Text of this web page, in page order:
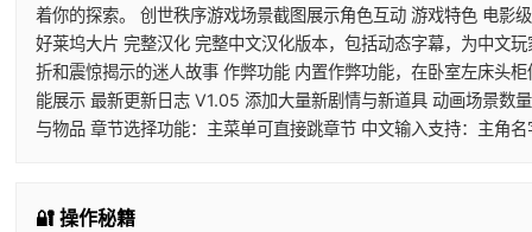
着你的探索。 创世秩序游戏场景截图展示角色互动 游戏特色 电
好莱坞大片 完整汉化 完整中文汉化版本，包括动态字幕，为中文
折和震惊揭示的迷人故事 作弊功能 内置作弊功能，在卧室左床头
能展示 最新更新日志 V1.05 添加大量新剧情与新道具 动画场景数
与物品 章节选择功能：主菜单可直接跳章节 中文输入支持：主角
🔐 操作秘籍